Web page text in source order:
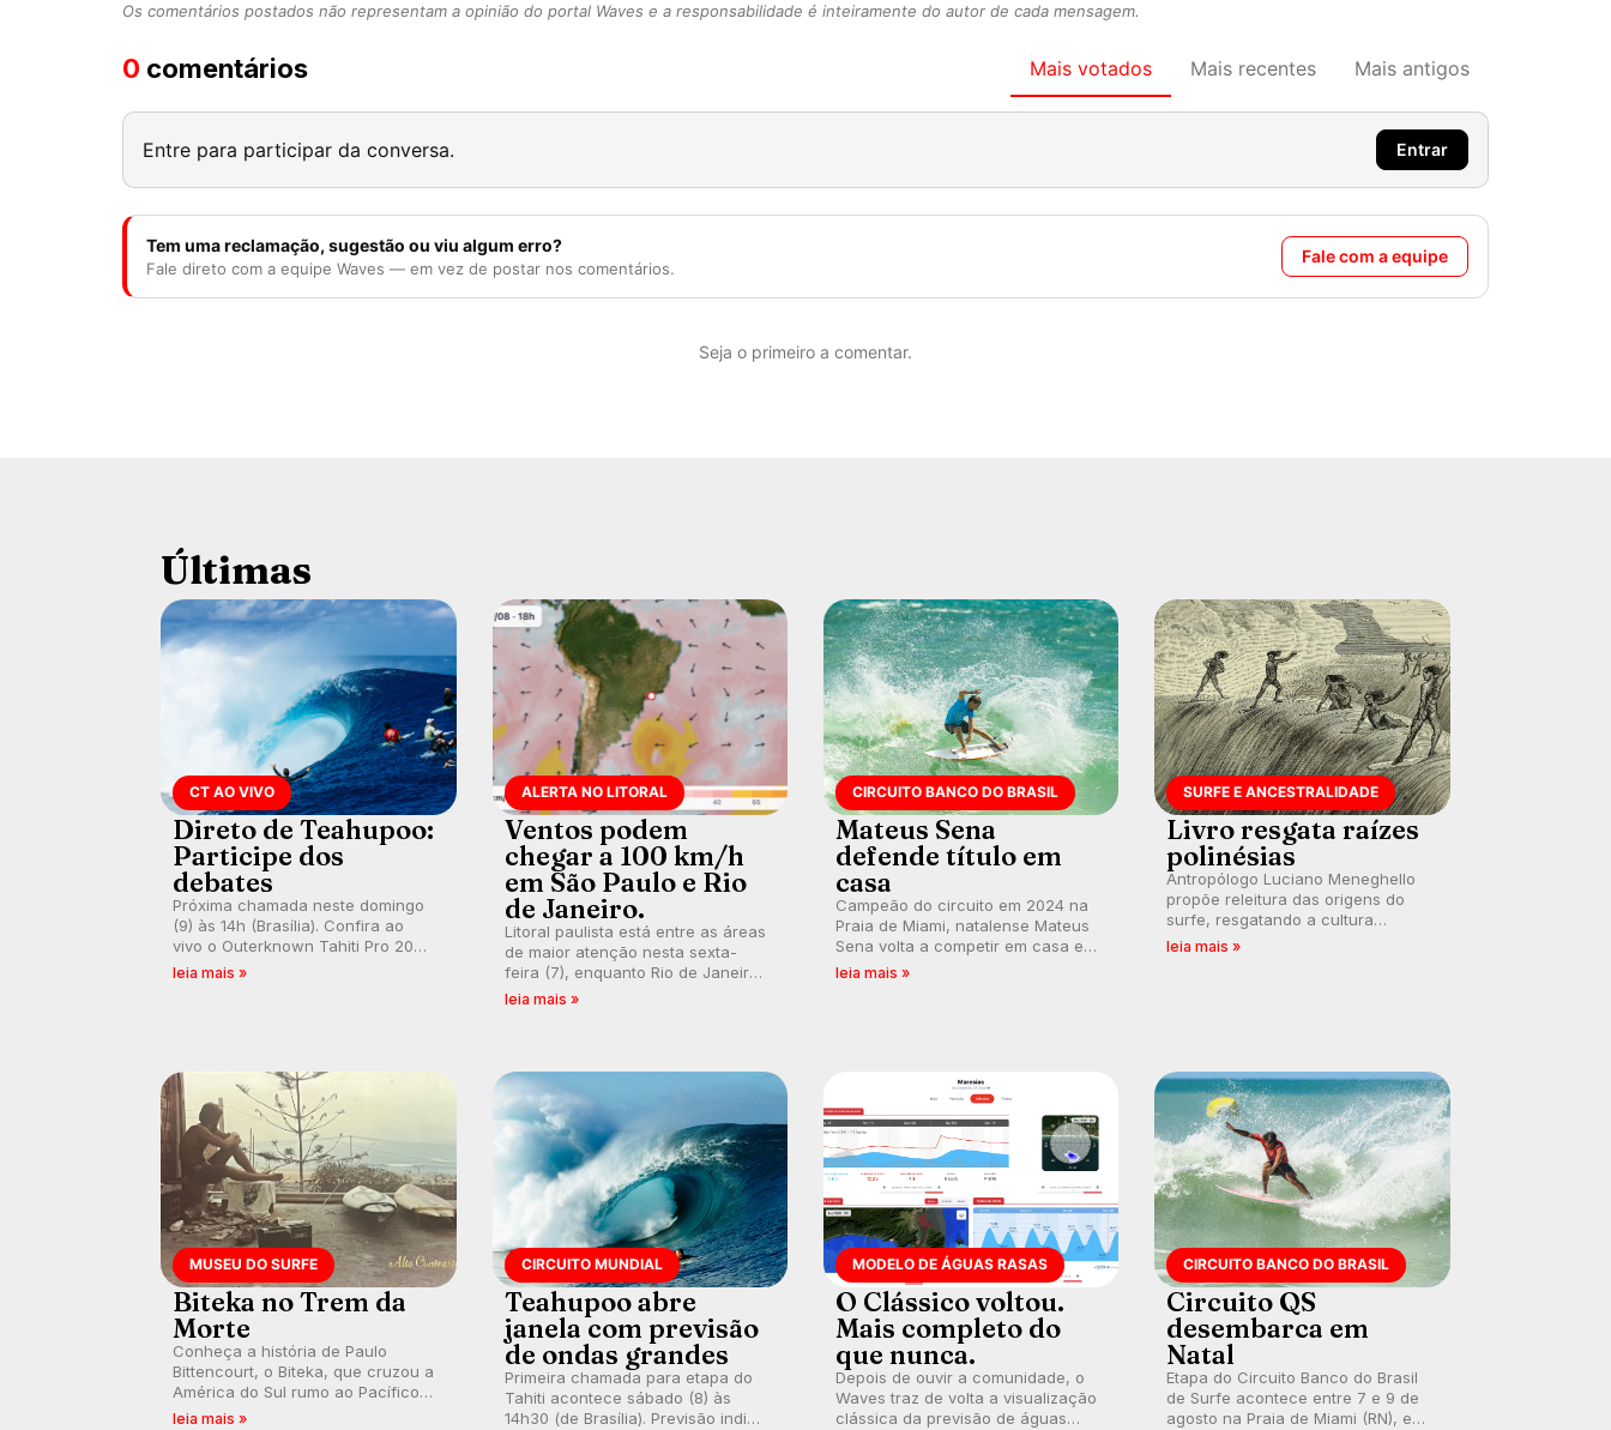
Os comentários postados não representam a opinião do portal Waves e a responsabilidade é inteiramente do autor de cada mensagem.
0 comentários Mais votados Mais recentes Mais antigos
Entre para participar da conversa. Entrar
Tem uma reclamação, sugestão ou viu algum erro?
Fale direto com a equipe Waves — em vez de postar nos comentários.
Fale com a equipe
Seja o primeiro a comentar.
Últimas
CT AO VIVO
Direto de Teahupoo:
Participe dos
debates
Próxima chamada neste domingo
(9) às 14h (Brasília). Confira ao
vivo o Outerknown Tahiti Pro 2026
e participe dos comentários e
leia mais »
ALERTA NO LITORAL
Ventos podem
chegar a 100 km/h
em São Paulo e Rio
de Janeiro.
Litoral paulista está entre as áreas
de maior atenção nesta sexta-
feira (7), enquanto Rio de Janeiro
também recebe alerta para ventos
leia mais »
CIRCUITO BANCO DO BRASIL
Mateus Sena
defende título em
casa
Campeão do circuito em 2024 na
Praia de Miami, natalense Mateus
Sena volta a competir em casa em
busca de manter a hegemonia
leia mais »
SURFE E ANCESTRALIDADE
Livro resgata raízes
polinésias
Antropólogo Luciano Meneghello
propõe releitura das origens do
surfe, resgatando a cultura
polinésia e questionando a visão
leia mais »
MUSEU DO SURFE
Biteka no Trem da
Morte
Conheça a história de Paulo
Bittencourt, o Biteka, que cruzou a
América do Sul rumo ao Pacífico
em uma jornada que se tornou um
leia mais »
CIRCUITO MUNDIAL
Teahupoo abre
janela com previsão
de ondas grandes
Primeira chamada para etapa do
Tahiti acontece sábado (8) às
14h30 (de Brasília). Previsão indica
MODELO DE ÁGUAS RASAS
O Clássico voltou.
Mais completo do
que nunca.
Depois de ouvir a comunidade, o
Waves traz de volta a visualização
clássica da previsão de águas
CIRCUITO BANCO DO BRASIL
Circuito QS
desembarca em
Natal
Etapa do Circuito Banco do Brasil
de Surfe acontece entre 7 e 9 de
agosto na Praia de Miami (RN), em